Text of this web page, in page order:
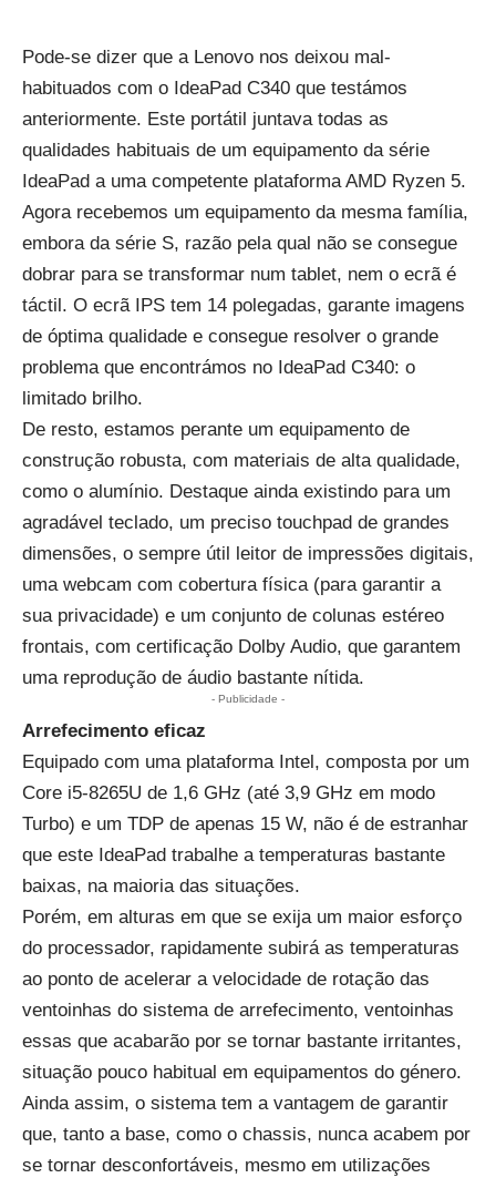
Pode-se dizer que a Lenovo nos deixou mal-
habituados com o IdeaPad C340 que testámos
anteriormente. Este portátil juntava todas as
qualidades habituais de um equipamento da série
IdeaPad a uma competente plataforma AMD Ryzen 5.
Agora recebemos um equipamento da mesma família,
embora da série S, razão pela qual não se consegue
dobrar para se transformar num tablet, nem o ecrã é
táctil. O ecrã IPS tem 14 polegadas, garante imagens
de óptima qualidade e consegue resolver o grande
problema que encontrámos no IdeaPad C340: o
limitado brilho.
De resto, estamos perante um equipamento de
construção robusta, com materiais de alta qualidade,
como o alumínio. Destaque ainda existindo para um
agradável teclado, um preciso touchpad de grandes
dimensões, o sempre útil leitor de impressões digitais,
uma webcam com cobertura física (para garantir a
sua privacidade) e um conjunto de colunas estéreo
frontais, com certificação Dolby Audio, que garantem
uma reprodução de áudio bastante nítida.
- Publicidade -
Arrefecimento eficaz
Equipado com uma plataforma Intel, composta por um
Core i5-8265U de 1,6 GHz (até 3,9 GHz em modo
Turbo) e um TDP de apenas 15 W, não é de estranhar
que este IdeaPad trabalhe a temperaturas bastante
baixas, na maioria das situações.
Porém, em alturas em que se exija um maior esforço
do processador, rapidamente subirá as temperaturas
ao ponto de acelerar a velocidade de rotação das
ventoinhas do sistema de arrefecimento, ventoinhas
essas que acabarão por se tornar bastante irritantes,
situação pouco habitual em equipamentos do género.
Ainda assim, o sistema tem a vantagem de garantir
que, tanto a base, como o chassis, nunca acabem por
se tornar desconfortáveis, mesmo em utilizações